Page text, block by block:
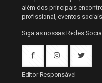
além dos principais
profissional, eventos
Siga as nossas Redes
Editor Responsável